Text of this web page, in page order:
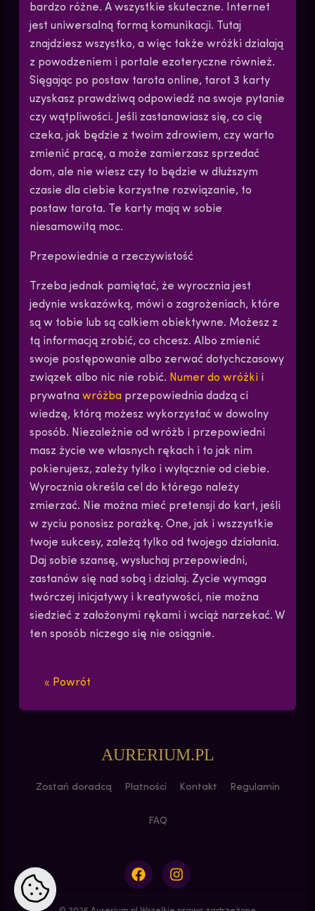
bardzo różne. A wszystkie skuteczne. Internet
jest uniwersalną formą komunikacji. Tutaj
znajdziesz wszystko, a więc także wróżki działają
z powodzeniem i portale ezoteryczne również.
Sięgając po postaw tarota online, tarot 3 karty
uzyskasz prawdziwą odpowiedź na swoje pytanie
czy wątpliwości. Jeśli zastanawiasz się, co cię
czeka, jak będzie z twoim zdrowiem, czy warto
zmienić pracę, a może zamierzasz sprzedać
dom, ale nie wiesz czy to będzie w dłuższym
czasie dla ciebie korzystne rozwiązanie, to
postaw tarota. Te karty mają w sobie
niesamowitą moc.
Przepowiednie a rzeczywistość
Trzeba jednak pamiętać, że wyrocznia jest
jedynie wskazówką, mówi o zagrożeniach, które
są w tobie lub są całkiem obiektywne. Możesz z
tą informacją zrobić, co chcesz. Albo zmienić
swoje postępowanie albo zerwać dotychczasowy
związek albo nic nie robić. Numer do wróżki i
prywatna wróżba przepowiednia dadzą ci
wiedzę, którą możesz wykorzystać w dowolny
sposób. Niezależnie od wróżb i przepowiedni
masz życie we własnych rękach i to jak nim
pokierujesz, zależy tylko i wyłącznie od ciebie.
Wyrocznia określa cel do którego należy
zmierzać. Nie można mieć pretensji do kart, jeśli
w zyciu ponosisz porażkę. One, jak i wszzystkie
twoje sukcesy, zależą tylko od twojego działania.
Daj sobie szansę, wysłuchaj przepowiedni,
zastanów się nad sobą i działaj. Życie wymaga
twórczej inicjatywy i kreatywości, nie można
siedzieć z założonymi rękami i wciąż narzekać. W
ten sposób niczego się nie osiągnie.
« Powrót
AURERIUM.PL
Zostań doradcą Płatności Kontakt Regulamin
FAQ